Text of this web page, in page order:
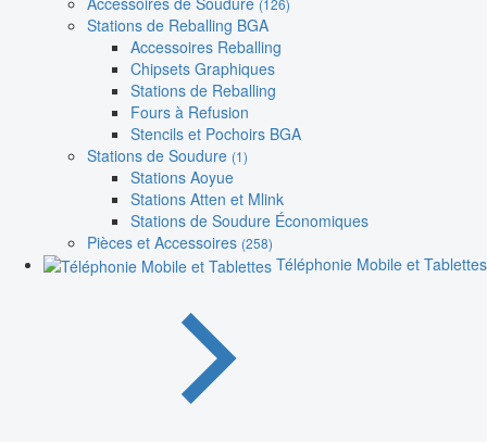
Stations de Reballing BGA
Accessoires Reballing
Chipsets Graphiques
Stations de Reballing
Fours à Refusion
Stencils et Pochoirs BGA
Stations de Soudure (1)
Stations Aoyue
Stations Atten et Mlink
Stations de Soudure Économiques
Pièces et Accessoires (258)
Téléphonie Mobile et Tablettes